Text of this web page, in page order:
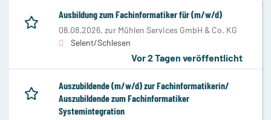
Ausbildung zum Fachinformatiker für (m/w/d)
08.08.2026, zur Mühlen Services GmbH & Co. KG
Selent/Schlesen
Vor 2 Tagen veröffentlicht
Auszubildende (m/w/d) zur Fachinformatikerin/
Auszubildende zum Fachinformatiker
Systemintegration